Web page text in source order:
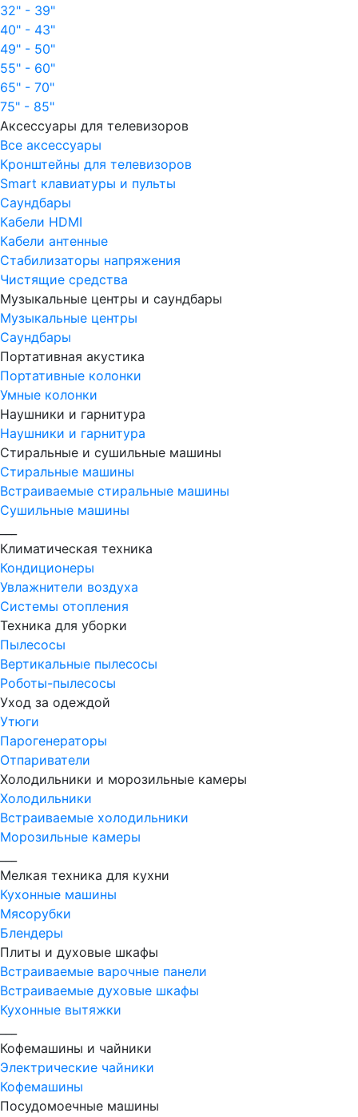
32" - 39"
40" - 43"
49" - 50"
55" - 60"
65" - 70"
75" - 85"
Аксессуары для телевизоров
Все аксессуары
Кронштейны для телевизоров
Smart клавиатуры и пульты
Саундбары
Кабели HDMI
Кабели антенные
Стабилизаторы напряжения
Чистящие средства
Музыкальные центры и саундбары
Музыкальные центры
Саундбары
Портативная акустика
Портативные колонки
Умные колонки
Наушники и гарнитура
Наушники и гарнитура
Стиральные и сушильные машины
Стиральные машины
Встраиваемые стиральные машины
Сушильные машины
Климатическая техника
Кондиционеры
Увлажнители воздуха
Системы отопления
Техника для уборки
Пылесосы
Вертикальные пылесосы
Роботы-пылесосы
Уход за одеждой
Утюги
Парогенераторы
Отпариватели
Холодильники и морозильные камеры
Холодильники
Встраиваемые холодильники
Морозильные камеры
Мелкая техника для кухни
Кухонные машины
Мясорубки
Блендеры
Плиты и духовые шкафы
Встраиваемые варочные панели
Встраиваемые духовые шкафы
Кухонные вытяжки
Кофемашины и чайники
Электрические чайники
Кофемашины
Посудомоечные машины